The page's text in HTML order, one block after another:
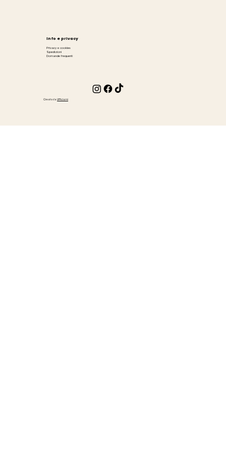
Info e privacy
Privacy e cookies
Spedizioni
Domande frequenti
Creato da Ufficiami